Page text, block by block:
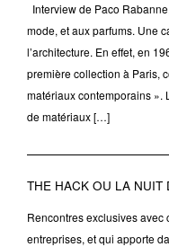
Interview de Paco
mode, et aux parfums. Une
l’architecture. En effet, en
première collection à Paris,
matériaux contemporains ».
de matériaux […]
THE HACK OU LA NUIT
Rencontres exclusives
entreprises, et qui apporte